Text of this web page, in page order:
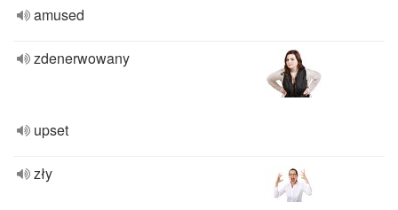
amused
zdenerwowany
upset
zły